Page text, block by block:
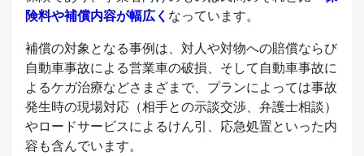
険料や補償内容が幅広く なっています。
補償の対象となる事例は、対人や対物への賠償ならび
自動車事故による営業車の破損、そして自動車事故に
よるケガ治療などさまざまで、プランによっては事故
発生時の現場対応（相手との示談交渉、弁護士相談）
やロードサービスによるけん引、応急処置といった内
容も含んでいます。